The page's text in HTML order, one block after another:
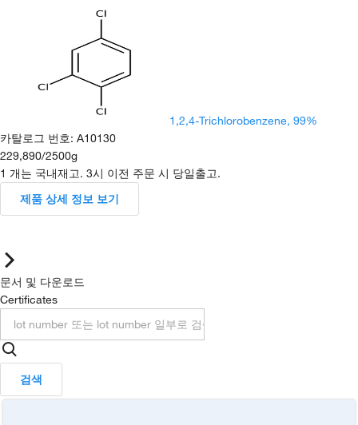
1,2,4-Trichlorobenzene, 99%
카탈로그 번호: A10130
229,890/2500g
1 개는 국내재고. 3시 이전 주문 시 당일출고.
제품 상세 정보 보기
문서 및 다운로드
Certificates
검색